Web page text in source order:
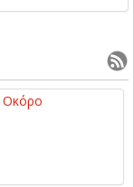
Οκόρο